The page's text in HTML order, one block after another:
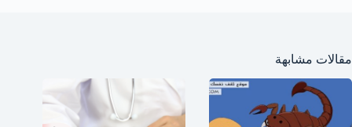
مقالات مشابهة